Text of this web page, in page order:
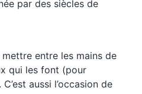
par des siècles de
entre les mains de
qui les font (pour
aussi l’occasion de